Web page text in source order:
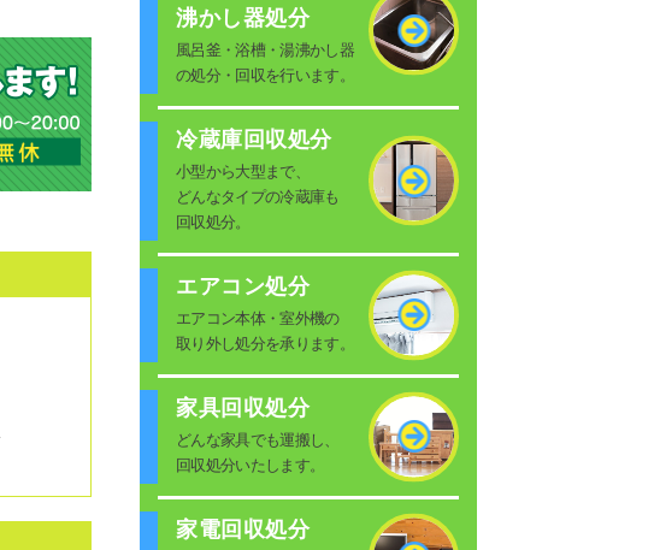
沸かし器処分
風呂釜・浴槽・湯沸かし器
の処分・回収を行います。
冷蔵庫回収処分
小型から大型まで、
どんなタイプの冷蔵庫も
回収処分。
エアコン処分
エアコン本体・室外機の
取り外し処分を承ります。
家具回収処分
どんな家具でも運搬し、
回収処分いたします。
家電回収処分